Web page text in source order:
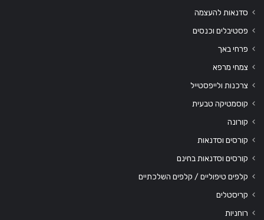
סדנאות להעצמה
פסטיבלים וכנסים
פרחי באך
צמחי מרפא
צרכנות ולייפסטייל
קוסמטיקה טבעית
קורונה
קורסים וסדנאות
קורסים וסדנאות בחינם
קלפים טיפוליים / קלפים השלכתיים
קריסטלים
רוחניות